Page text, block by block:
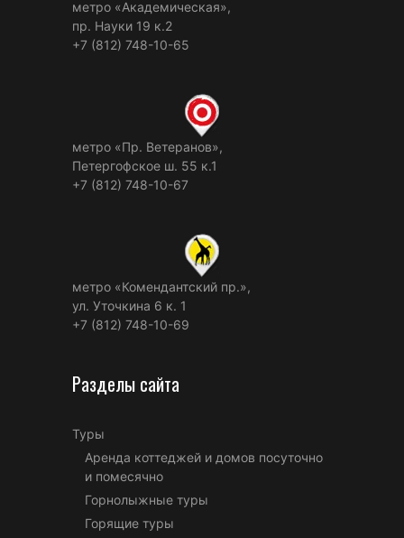
метро «Академическая»,
пр. Науки 19 к.2
+7 (812) 748-10-65
метро «Пр. Ветеранов»,
Петергофское ш. 55 к.1
+7 (812) 748-10-67
метро «Комендантский пр.»,
ул. Уточкина 6 к. 1
+7 (812) 748-10-69
Разделы сайта
Туры
Аренда коттеджей и домов посуточно
и помесячно
Горнолыжные туры
Горящие туры